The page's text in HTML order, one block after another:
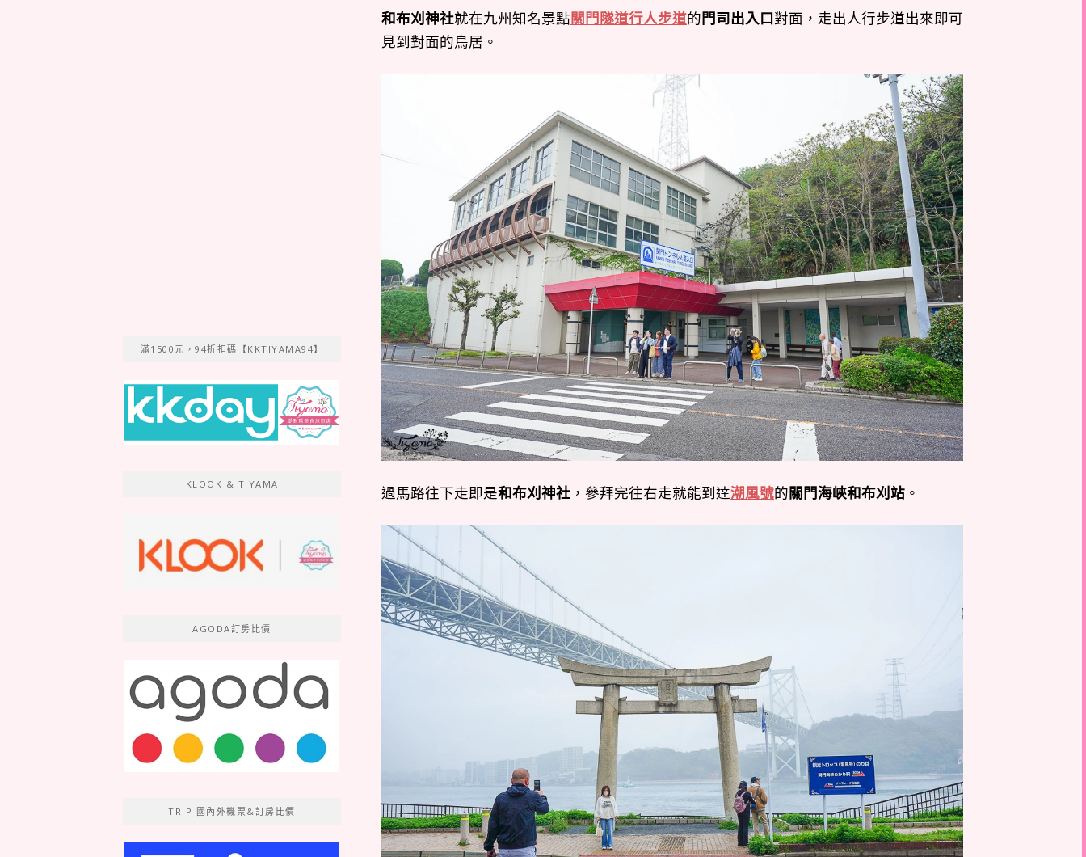
和布刈神社就在九州知名景點關門隧道行人步道的門司出入口對面，走出人行步道出來即可
見到對面的鳥居。
過馬路往下走即是和布刈神社 ，參拜完往右走就能到達潮風號的關門海峽和布刈站 。
滿1500元，94折扣碼【KKTIYAMA94】
KLOOK & TIYAMA
AGODA訂房比價
TRIP 國內外機票&訂房比價